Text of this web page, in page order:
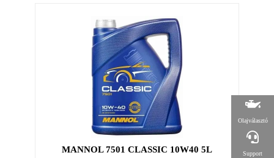
MANNOL 7501 CLASSIC 10W40 5L
Olajválasztó
Support